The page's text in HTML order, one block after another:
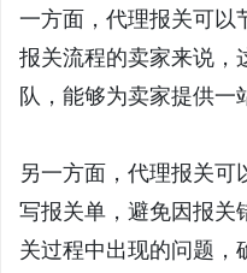
一方面，代理报关可以
报关流程的卖家来说，
队，能够为卖家提供
另一方面，代理报关
写报关单，避免因报关
关过程中出现的问题，